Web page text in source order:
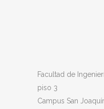
Facultad de
piso 3
Campus San